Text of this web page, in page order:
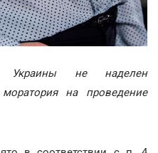
Украины не наделен
на проведение